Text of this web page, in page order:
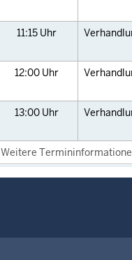
11:15 Uhr
12:00 Uhr
13:00 Uhr
Weitere